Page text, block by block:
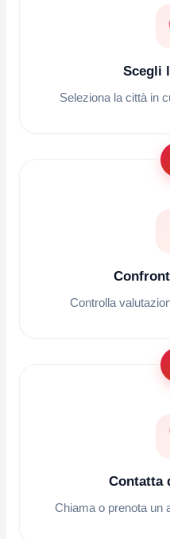
Scegli
Seleziona la città in
Controlla
Contatta
Chiama o prenota un